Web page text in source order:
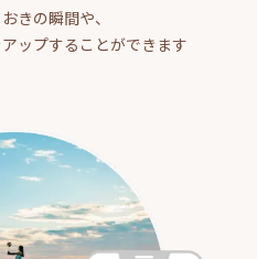
きの瞬間や、
ップすることができます